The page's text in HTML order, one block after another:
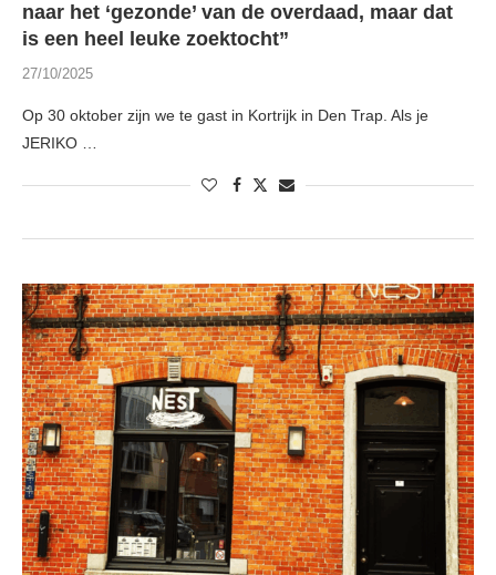
naar het ‘gezonde’ van de overdaad, maar dat
is een heel leuke zoektocht”
27/10/2025
Op 30 oktober zijn we te gast in Kortrijk in Den Trap. Als je
JERIKO …